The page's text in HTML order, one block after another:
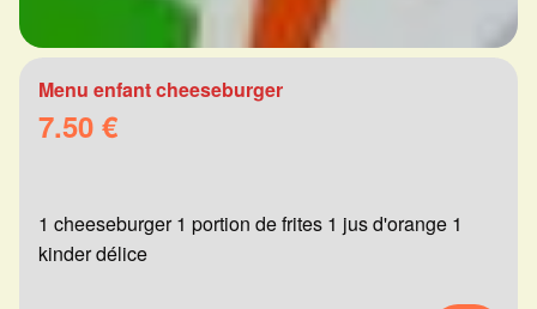
Menu enfant cheeseburger
7.50 €
1 cheeseburger 1 portion de frites 1 jus d'orange 1
kinder délice